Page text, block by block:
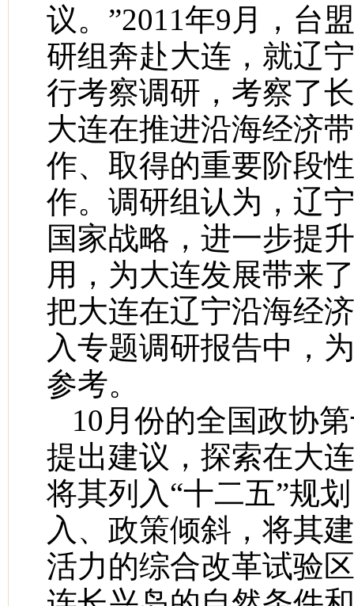
议。”2011年9月，台
研组奔赴大连，就辽
行考察调研，考察了
大连在推进沿海经济
作、取得的重要阶段
作。调研组认为，辽
国家战略，进一步提
用，为大连发展带来
把大连在辽宁沿海经
入专题调研报告中，
参考。
10月份的全国政协
提出建议，探索在大
将其列入“十二五”规
入、政策倾斜，将其
活力的综合改革试验